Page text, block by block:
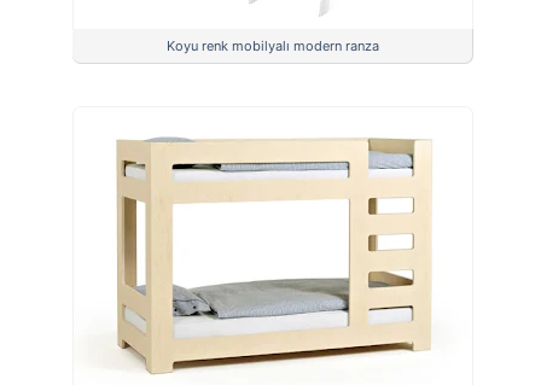
Koyu renk mobilyalı modern ranza